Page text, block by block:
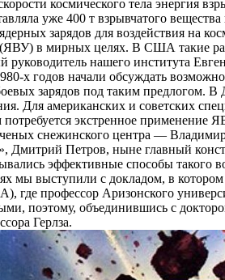
космического тела энергия
уже 400 т взрывчатого
зарядов для воздействия на
в мирных целях. В США такие
руководитель нашего института
х годов начали обсуждать
зарядов под таким предлогом.
Для американских и советских
экстренное применение
снежинского центра —
Дмитрий Петров, ныне главный
эффективные способы такого
мы выступили с докладом, в
где профессор Аризонского
поэтому, объединившись с
Герлза.